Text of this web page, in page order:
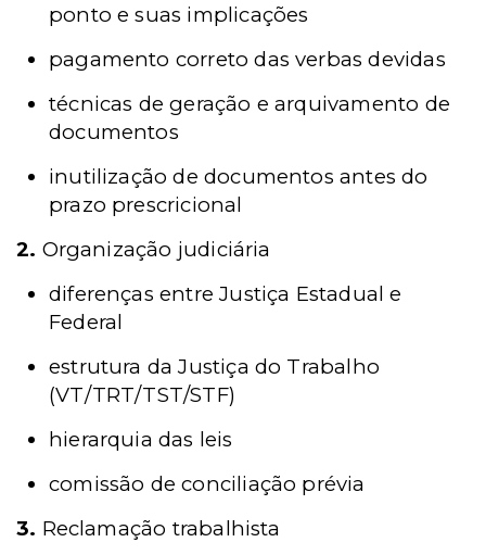
ponto e suas implicações
pagamento correto das verbas devidas
técnicas de geração e arquivamento de
documentos
inutilização de documentos antes do
prazo prescricional
2. Organização judiciária
diferenças entre Justiça Estadual e
Federal
estrutura da Justiça do Trabalho
(VT/TRT/TST/STF)
hierarquia das leis
comissão de conciliação prévia
3. Reclamação trabalhista